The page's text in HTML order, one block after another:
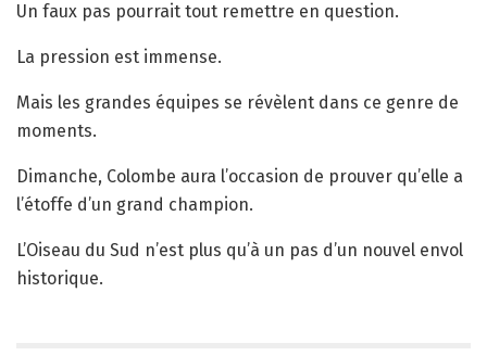
Un faux pas pourrait tout remettre en question.
La pression est immense.
Mais les grandes équipes se révèlent dans ce genre de
moments.
Dimanche, Colombe aura l’occasion de prouver qu’elle a
l’étoffe d’un grand champion.
L’Oiseau du Sud n’est plus qu’à un pas d’un nouvel envol
historique.